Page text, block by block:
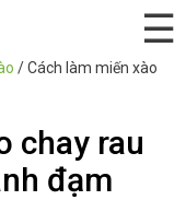
☰
/Cách làm miến xào
chay rau
đạm